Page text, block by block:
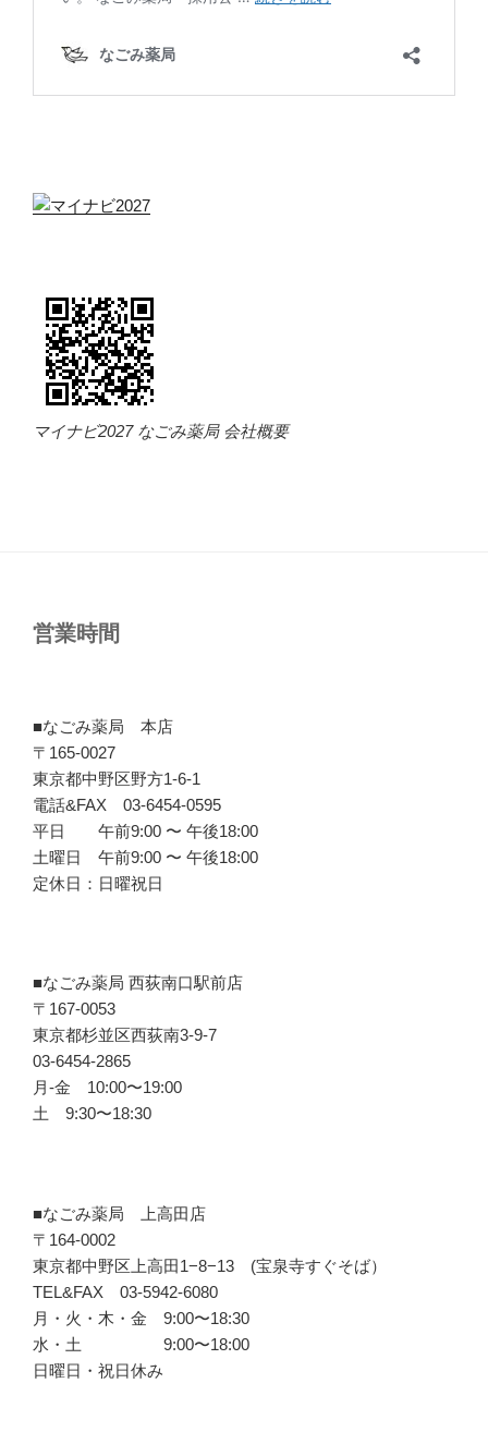
マイナビ2027 なごみ薬局 会社概要
営業時間
■なごみ薬局 本店
〒165-0027
東京都中野区野方1-6-1
電話&FAX 03-6454-0595
平日 午前9:00 〜 午後18:00
土曜日 午前9:00 〜 午後18:00
定休日：日曜祝日
■なごみ薬局 西荻南口駅前店
〒167-0053
東京都杉並区西荻南3-9-7
03-6454-2865
月-金 10:00〜19:00
土 9:30〜18:30
■なごみ薬局 上高田店
〒164-0002
東京都中野区上高田1−8−13 (宝泉寺すぐそば）
TEL&FAX 03-5942-6080
月・火・木・金 9:00〜18:30
水・土 9:00〜18:00
日曜日・祝日休み